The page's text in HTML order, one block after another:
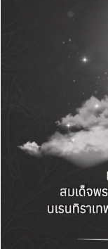
วิสาหกิจชุมชน
และเรียนรู้แน
ร่วมกับภาคอุต
พลังในการขับ
ภูมิปัญญาท้อง
อนาคต